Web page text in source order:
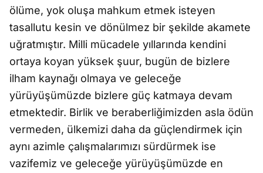
ölüme, yok oluşa mahkum etmek isteyen
tasallutu kesin ve dönülmez bir şekilde akamete
uğratmıştır. Milli mücadele yıllarında kendini
ortaya koyan yüksek şuur, bugün de bizlere
ilham kaynağı olmaya ve geleceğe
yürüyüşümüzde bizlere güç katmaya devam
etmektedir. Birlik ve beraberliğimizden asla ödün
vermeden, ülkemizi daha da güçlendirmek için
aynı azimle çalışmalarımızı sürdürmek ise
vazifemiz ve geleceğe yürüyüşümüzde en